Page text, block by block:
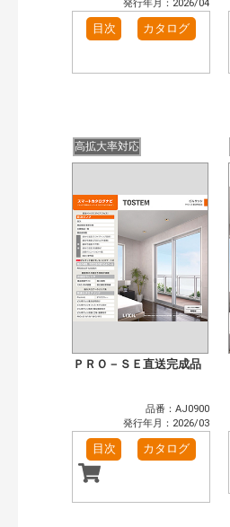
発行年月：2026/04
目次 カタログ
高拡大率対応
ＰＲＯ－ＳＥ直送完成品
品番：AJ0900
発行年月：2026/03
目次 カタログ